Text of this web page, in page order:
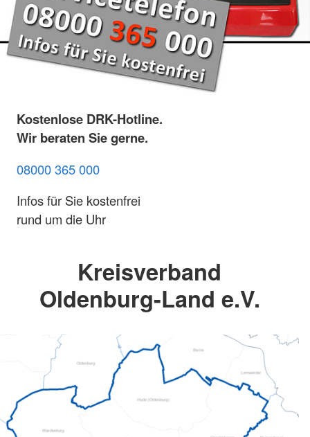
Kostenlose DRK-Hotline.
Wir beraten Sie gerne.
08000 365 000
Infos für Sie kostenfrei
rund um die Uhr
Kreisverband
Oldenburg-Land e.V.